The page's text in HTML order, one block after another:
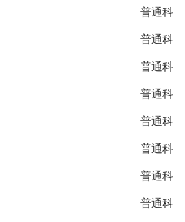
普通科
普通科
普通科
普通科
普通科
普通科
普通科
普通科